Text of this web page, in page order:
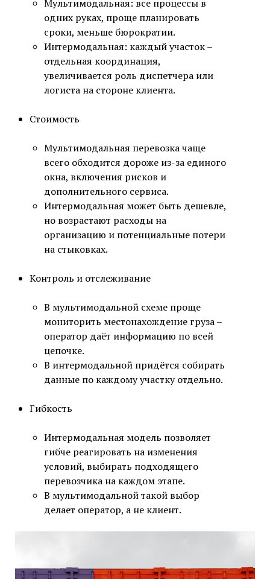
Мультимодальная: все процессы в
одних руках, проще планировать
сроки, меньше бюрократии.
Интермодальная: каждый участок –
отдельная координация,
увеличивается роль диспетчера или
логиста на стороне клиента.
Стоимость
Мультимодальная перевозка чаще
всего обходится дороже из-за единого
окна, включения рисков и
дополнительного сервиса.
Интермодальная может быть дешевле,
но возрастают расходы на
организацию и потенциальные потери
на стыковках.
Контроль и отслеживание
В мультимодальной схеме проще
мониторить местонахождение груза –
оператор даёт информацию по всей
цепочке.
В интермодальной придётся собирать
данные по каждому участку отдельно.
Гибкость
Интермодальная модель позволяет
гибче реагировать на изменения
условий, выбирать подходящего
перевозчика на каждом этапе.
В мультимодальной такой выбор
делает оператор, а не клиент.